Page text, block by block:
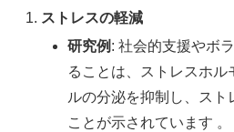
ストレスの軽減
研究例 : 社会的支援やボ
ることは、ストレスホル
ルの分泌を抑制し、スト
ことが示されています 。